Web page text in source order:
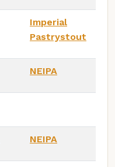
Imperial
Pastrystout
NEIPA
NEIPA